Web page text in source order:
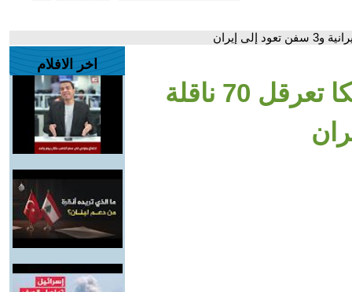
- نافذة اقتصادية| أمريكا تعرقل 70 ناقلة
اخر الافلام